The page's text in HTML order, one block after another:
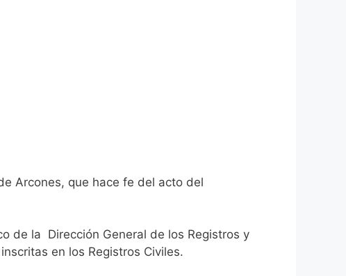
Arcones, que hace fe del acto del
de la Dirección General de los Registros y
en los Registros Civiles.